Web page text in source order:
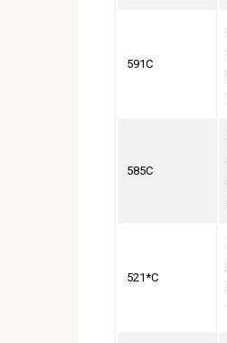
591С
585С
521*С